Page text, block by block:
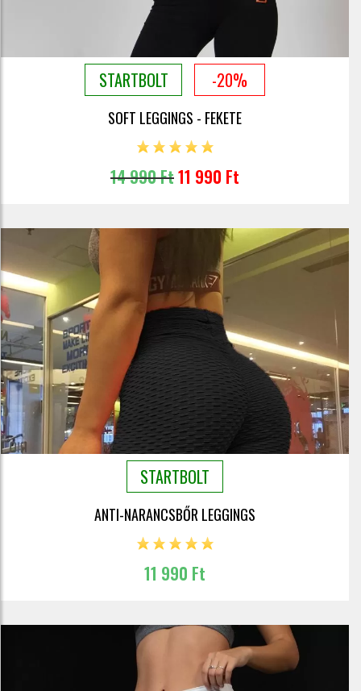
STARTBOLT -20%
SOFT LEGGINGS - FEKETE
14 990 Ft11 990 Ft
STARTBOLT
ANTI-NARANCSBŐR LEGGINGS
11 990 Ft